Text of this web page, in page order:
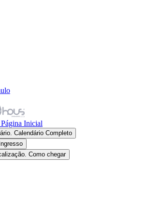
Página Inicial
Calendário Completo
Ingresso
Como chegar